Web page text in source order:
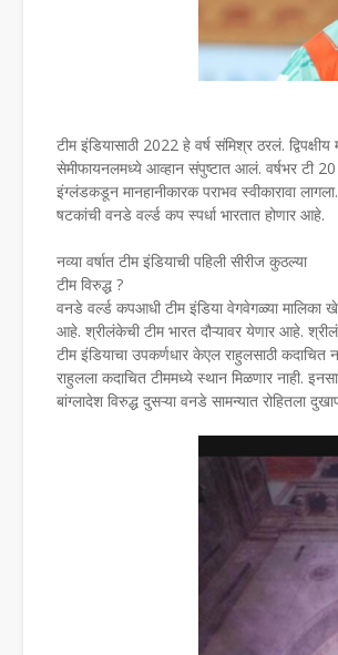
टीम इंडियासाठी 2022 हे वर्ष संमिश्र ठरलं.
सेमीफायनलमध्ये आव्हान संपुष्टात आलं. वर्षभर टी
इंग्लंडकडून मानहानीकारक पराभव स्वीकारावा
षटकांची वनडे वर्ल्ड कप स्पर्धा भारतात होणार आहे.
नव्या वर्षात टीम इंडियाची पहिली सीरीज कुठल्या
टीम विरुद्ध ?
वनडे वर्ल्ड कपआधी टीम इंडिया वेगवेगळ्या मालिका
आहे. श्रीलंकेची टीम भारत दौऱ्यावर येणार आहे.
टीम इंडियाचा उपकर्णधार केएल राहुलसाठी कदाचित
राहुलला कदाचित टीममध्ये स्थान मिळणार नाही.
बांग्लादेश विरुद्ध दुसऱ्या वनडे सामन्यात रोहितला